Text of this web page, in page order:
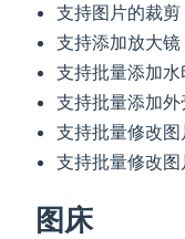
支持图片的裁剪
支持添加放大镜
支持批量添加水
支持批量添加外
支持批量修改图
支持批量修改
图床